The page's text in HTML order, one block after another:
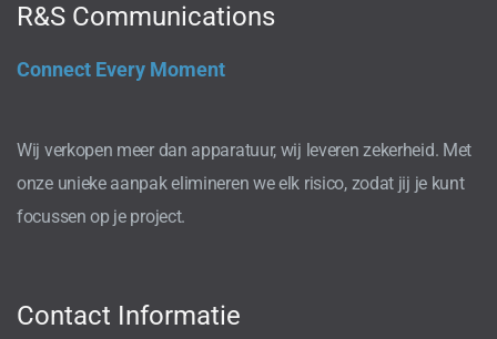
R&S Communications
Connect Every Moment
Wij verkopen meer dan apparatuur, wij leveren zekerheid. Met
onze unieke aanpak elimineren we elk risico, zodat jij je kunt
focussen op je project.
Contact Informatie